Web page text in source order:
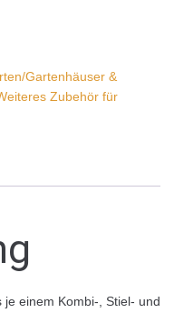
Gartenhäuser &
Zubehör für
einem Kombi-, Stiel- und